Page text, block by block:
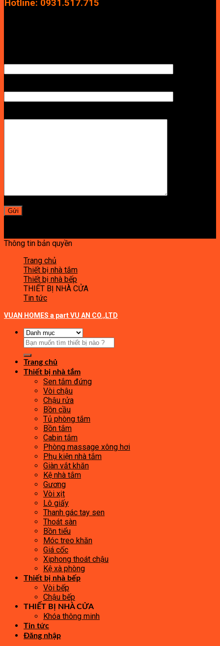
Hotline: 0931.517.715
Thông tin bản quyền
Trang chủ
Thiết bị nhà tắm
Thiết bị nhà bếp
THIẾT BỊ NHÀ CỬA
Tin tức
VUAN HOMES a part VU AN CO.,LTD
Tìm
kiếm:
Trang chủ
Thiết bị nhà tắm
Sen tắm đứng
Vòi chậu
Chậu rửa
Bồn cầu
Tủ phòng tắm
Bồn tắm
Cabin tắm
Phòng massage xông hơi
Phụ kiện nhà tắm
Giàn vắt khăn
Kệ nhà tắm
Gương
Vòi xịt
Lô giấy
Thanh gác tay sen
Thoát sàn
Bồn tiểu
Móc treo khăn
Giá cốc
Xiphong thoát chậu
Kệ xà phòng
Thiết bị nhà bếp
Vòi bếp
Chậu bếp
THIẾT BỊ NHÀ CỬA
Khóa thông minh
Tin tức
Đăng nhập